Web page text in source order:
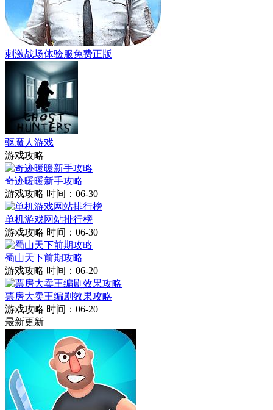
刺激战场体验服免费正版
驱魔人游戏
游戏攻略
奇迹暖暖新手攻略
游戏攻略 时间：06-30
单机游戏网站排行榜
游戏攻略 时间：06-30
蜀山天下前期攻略
游戏攻略 时间：06-20
票房大卖王编剧效果攻略
游戏攻略 时间：06-20
最新更新